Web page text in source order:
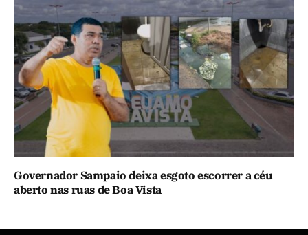
Governador Sampaio deixa esgoto escorrer a céu
aberto nas ruas de Boa Vista